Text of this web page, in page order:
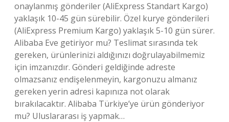
onaylanmış gönderiler (AliExpress Standart Kargo)
yaklaşık 10-45 gün sürebilir. Özel kurye gönderileri
(AliExpress Premium Kargo) yaklaşık 5-10 gün sürer.
Alibaba Eve getiriyor mu? Teslimat sırasında tek
gereken, ürünlerinizi aldığınızı doğrulayabilmemiz
için imzanızdır. Gönderi geldiğinde adreste
olmazsanız endişelenmeyin, kargonuzu almanız
gereken yerin adresi kapınıza not olarak
bırakılacaktır. Alibaba Türkiye’ye ürün gönderiyor
mu? Uluslararası iş yapmak…